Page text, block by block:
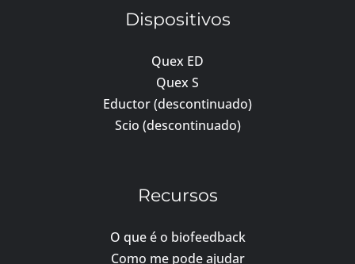
Dispositivos
Quex ED
Quex S
Eductor (descontinuado)
Scio (descontinuado)
Recursos
O que é o biofeedback
Como me pode ajudar